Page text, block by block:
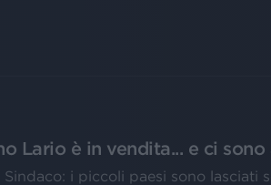
Lario è in vendita... e ci
i piccoli paesi sono lasciati